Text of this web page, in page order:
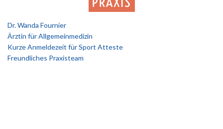
Dr. Wanda Fournier
Ärztin für Allgemeinmedizin
Kurze Anmeldezeit für Sport Atteste
Freundliches Praxisteam